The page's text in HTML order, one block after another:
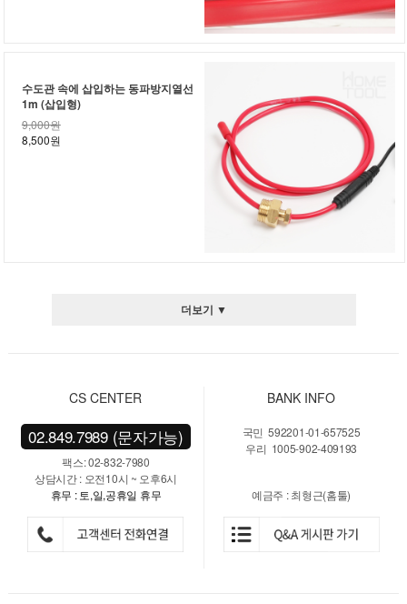
수도관 속에 삽입하는 동파방지열선
1m (삽입형)
9,000원
8,500원
더보기 ▼
CS CENTER
02.849.7989 (문자가능)
팩스: 02-832-7980
상담시간 : 오전10시 ~ 오후6시
휴무 : 토,일,공휴일 휴무
BANK INFO
국민 592201-01-657525
우리 1005-902-409193
예금주 : 최형근(홈툴)